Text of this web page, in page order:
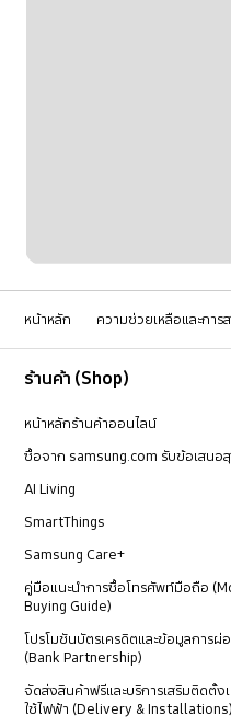
หน้าหลัก ความช่วยเหลือและก
ร้านค้า (Shop)
หน้าหลักร้านค้าออนไลน์
ซื้อจาก samsung.com รับข้อเสนอ
AI Living
SmartThings
Samsung Care+
คู่มือแนะนำการซื้อโทรศัพท์มือถือ
Buying Guide)
โปรโมชันบัตรเครดิตและข้อมูลการผ่
(Bank Partnership)
จัดส่งสินค้าฟรีและบริการเสริมติดตั้ง
ใช้ไฟฟ้า (Delivery & Installations)